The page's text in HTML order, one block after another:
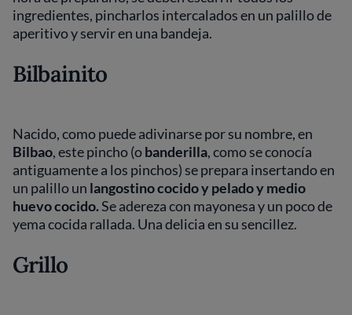
ingredientes, pincharlos intercalados en un palillo de
aperitivo y servir en una bandeja.
Bilbainito
Nacido, como puede adivinarse por su nombre, en
Bilbao, este pincho (obanderilla, como se conocía
antiguamente a los pinchos) se prepara insertando en
un palillo un langostino cocido y pelado y medio
huevo cocido.Se adereza con mayonesa y un poco de
yema cocida rallada. Una delicia en su sencillez.
Grillo